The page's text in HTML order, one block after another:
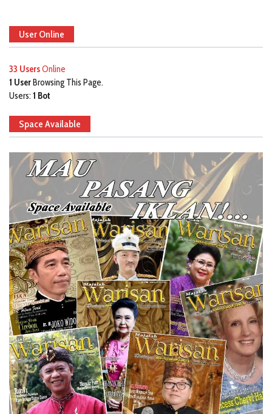
User Online
33 UsersOnline
1 UserBrowsing This Page.
Users: 1 Bot
Space Available